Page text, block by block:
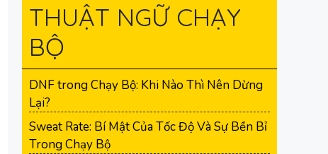
THUẬT NGỮ CHẠY
BỘ
DNF trong Chạy Bộ: Khi Nào Thì Nên Dừng
Lại?
Sweat Rate: Bí Mật Của Tốc Độ Và Sự Bền Bỉ
Trong Chạy Bộ